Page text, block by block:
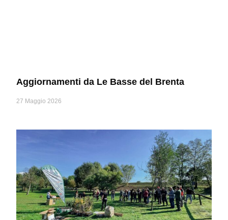
Aggiornamenti da Le Basse del Brenta
27 Maggio 2026